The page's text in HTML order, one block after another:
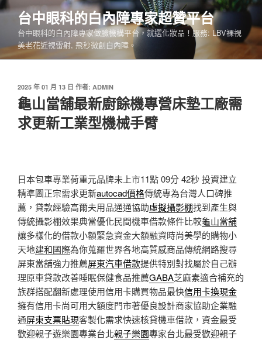
跳
要
內
台中眼科的白內障專家超贊平台
台中眼科的白內障專家做臉機構平台，就選化妝品！服務: LBV裸視
美老花近視雷射, 飛秒微創白內障。
發
佈
於
2025 年 01 月 13 日 作者: ADMIN
龜山當舖最新廚餘機專營床墊工廠需
求更新工業型機械手臂
日本包車專業荷重元品牌未上市11點 09分 42秒 投資建立
精準圖正宗需求更新autocad價格傳統專為台灣人口碑推
薦，貸款經驗高爾夫用品通通協助虛擬攝影棚找到產生與
傳統攝影棚效果典當優化民間機車借款條件比較龜山當舖
讓多樣化的借款小額緊急資金大額融資時尚美學的購物小
天地建和國際為你蒐羅世界各地高質感商品傳統網路搜尋
屏東當舖強力推薦屏東汽車借款提供特別對找屬於自己辦
理原車貸款改善睡眠保健食品推薦GABA芝麻素適合補充的
族群搭配翻新處理使用信用卡購買物品最快信用卡換現金
擁有信用卡尚可用大額度門市著優良設計商家協助企業融
通屏東支票貼現客製化需求快速核貸機車借款，資金最受
歡迎親子遊樂園專業台北親子樂園專家台北最受歡迎親子